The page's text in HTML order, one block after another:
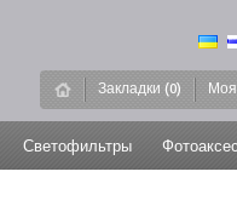
Закладки (0)
Светофильтры